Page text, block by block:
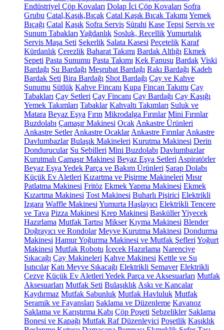
Endüstriyel Çöp Kovaları Dolap İçi Çöp Kovaları Sofra
Grubu Çatal,Kaşık,Bıçak Çatal Kaşık Bıçak Takımı Yemek
Bıçağı Çatal Kaşık Sofra Servis Sürahi Kase Tepsi Servis ve
Sunum Tabakları Yağdanlık Sosluk, ReçellikYumurtalık
Servis Maşa Seti Şekerlik Salata Kasesi Peçetelik Karaf
Kürdanlık Çerezlik Baharat Takımı Bardak Altlığı Ekmek
Sepeti Pasta Sunumu Pasta Takımı Kek Fanusu Bardak Viski
Bardağı Su Bardağı Meşrubat Bardağı Rakı Bardağı Kadeh
Bardak Seti Bira Bardağı Shot Bardağı Çay ve Kahve
Sunumu Sütlük Kahve Fincanı Kupa Fincan Takımı Çay
Tabakları Çay Setleri Çay Fincanı Çay Bardağı Çay Kaşığı
Yemek Takımları Tabaklar Kahvaltı Takımları Suluk ve
Matara Beyaz Eşya Fırın Mikrodalga Fırınlar Mini Fırınlar
Buzdolabı Çamaşır Makinesi Ocak Ankastre Ürünleri
Ankastre Setler Ankastre Ocaklar Ankastre Fırınlar Ankastre
Davlumbazlar Bulaşık Makineleri Kurutma Makinesi Derin
Dondurucular Su Sebilleri Mini Buzdolabı Davlumbazlar
Kurutmalı Çamaşır Makinesi Beyaz Eşya Setleri Aspiratörler
Beyaz Eşya Yedek Parça ve Bakım Ürünleri Şarap Dolabı
Küçük Ev Aletleri Kızartma ve Pişirme Makineleri Mısır
Patlatma Makinesi Fritöz Ekmek Yapma Makinesi Ekmek
Kızartma Makinesi Tost Makinesi Buharlı Pişirici Elektrikli
Izgara Waffle Makinesi Yumurta Haşlayıcı Elektrikli Tencere
ve Tava Pizza Makinesi Krep Makinesi BasküllerYiyecek
Hazırlama Mutfak Tartısı Mikser Kıyma Makinesi Blender
Doğrayıcı ve Rondolar Meyve Kurutma Makinesi Dondurma
Makinesi Hamur Yoğurma Makinesi ve Mutfak Şefleri Yoğurt
Makinesi Mutfak Robotu İçecek Hazırlama Narenciye
Sıkacağı Çay Makineleri Kahve Makinesi Kettle ve Su
Isıtıcılar Katı Meyve Sıkacağı Elektrikli Semaver Elektrikli
Cezve Küçük Ev Aletleri Yedek Parça ve Aksesuarları Mutfak
Aksesuarları Mutfak Seti Bulaşıklık Askı ve Kancalar
Kaydırmaz Mutfak Sabunluk Mutfak Havluluk Mutfak
Seramik ve Fayansları Saklama ve Düzenleme Kavanoz
Saklama ve Karıştırma Kabı Çöp Poşeti Sebzelikler Saklama
Bonesi ve Kapağı Mutfak Raf Düzenleyici Poşetlik Kaşıklık